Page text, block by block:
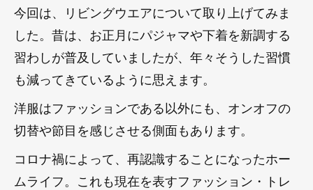
今回は、リビングウエアについて取り上げてみま
した。昔は、お正月にパジャマや下着を新調する
習わしが普及していましたが、年々そうした習慣
も減ってきているように思えます。
洋服はファッションである以外にも、オンオフの
切替や節目を感じさせる側面もあります。
コロナ禍によって、再認識することになったホー
ムライフ。これも現在を表すファッション・トレ